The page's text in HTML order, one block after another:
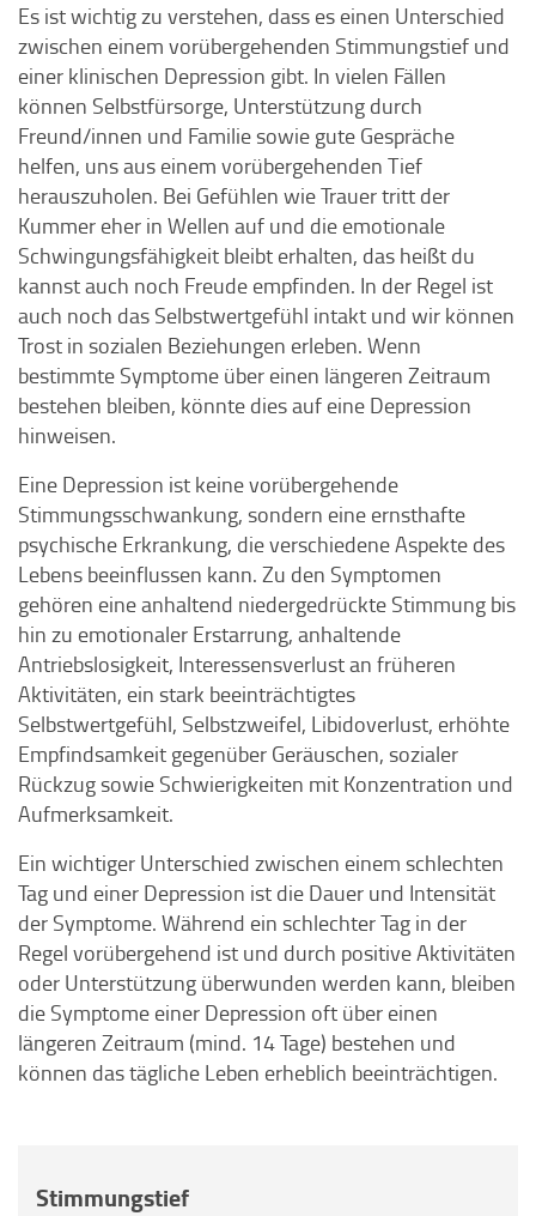
Es ist wichtig zu verstehen, dass es einen Unterschied
zwischen einem vorübergehenden Stimmungstief und
einer klinischen Depression gibt. In vielen Fällen
können Selbstfürsorge, Unterstützung durch
Freund/innen und Familie sowie gute Gespräche
helfen, uns aus einem vorübergehenden Tief
herauszuholen. Bei Gefühlen wie Trauer tritt der
Kummer eher in Wellen auf und die emotionale
Schwingungsfähigkeit bleibt erhalten, das heißt du
kannst auch noch Freude empfinden. In der Regel ist
auch noch das Selbstwertgefühl intakt und wir können
Trost in sozialen Beziehungen erleben. Wenn
bestimmte Symptome über einen längeren Zeitraum
bestehen bleiben, könnte dies auf eine Depression
hinweisen.
Eine Depression ist keine vorübergehende
Stimmungsschwankung, sondern eine ernsthafte
psychische Erkrankung, die verschiedene Aspekte des
Lebens beeinflussen kann. Zu den Symptomen
gehören eine anhaltend niedergedrückte Stimmung bis
hin zu emotionaler Erstarrung, anhaltende
Antriebslosigkeit, Interessensverlust an früheren
Aktivitäten, ein stark beeinträchtigtes
Selbstwertgefühl, Selbstzweifel, Libidoverlust, erhöhte
Empfindsamkeit gegenüber Geräuschen, sozialer
Rückzug sowie Schwierigkeiten mit Konzentration und
Aufmerksamkeit.
Ein wichtiger Unterschied zwischen einem schlechten
Tag und einer Depression ist die Dauer und Intensität
der Symptome. Während ein schlechter Tag in der
Regel vorübergehend ist und durch positive Aktivitäten
oder Unterstützung überwunden werden kann, bleiben
die Symptome einer Depression oft über einen
längeren Zeitraum (mind. 14 Tage) bestehen und
können das tägliche Leben erheblich beeinträchtigen.
Stimmungstief